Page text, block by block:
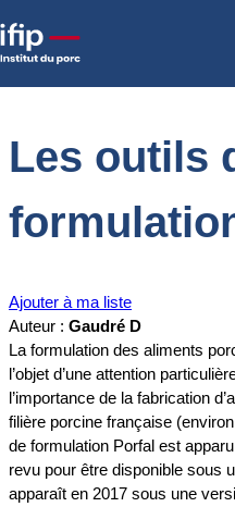
Accueil
Les
d'aliments
Les outils
Ajouter à ma liste
Auteur : Gaudré D
La formulation des aliments
l’objet d’une attention
l’importance de la fabrication
filière porcine française
de formulation Porfal est
revu pour être disponible sous
apparaît en 2017 sous une